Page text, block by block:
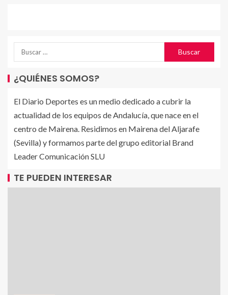
¿QUIÉNES SOMOS?
El Diario Deportes es un medio dedicado a cubrir la
actualidad de los equipos de Andalucía, que nace en el
centro de Mairena. Residimos en Mairena del Aljarafe
(Sevilla) y formamos parte del grupo editorial Brand
Leader Comunicación SLU
TE PUEDEN INTERESAR